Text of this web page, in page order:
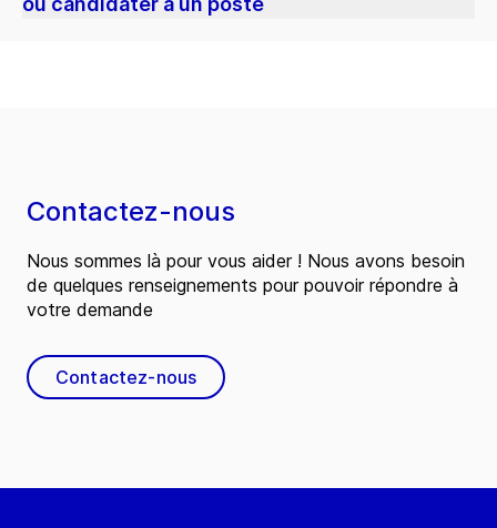
Contactez-nous
Nous sommes là pour vous aider ! Nous avons besoin
de quelques renseignements pour pouvoir répondre à
votre demande
Contactez-nous